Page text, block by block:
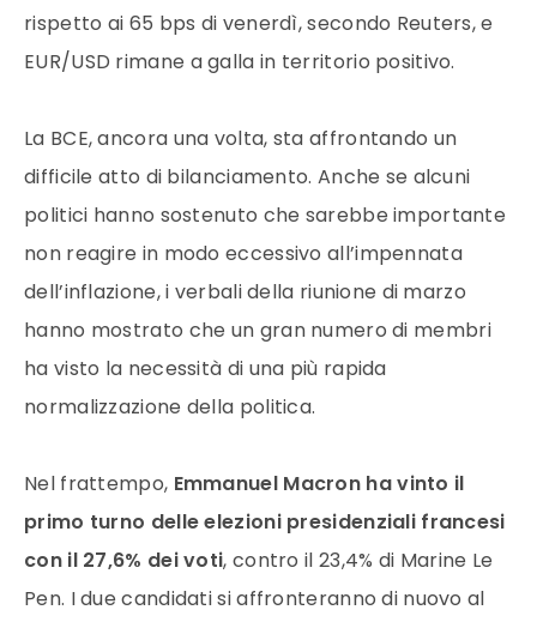
rispetto ai 65 bps di venerdì, secondo Reuters, e
EUR/USD rimane a galla in territorio positivo.
La BCE, ancora una volta, sta affrontando un
difficile atto di bilanciamento. Anche se alcuni
politici hanno sostenuto che sarebbe importante
non reagire in modo eccessivo all’impennata
dell’inflazione, i verbali della riunione di marzo
hanno mostrato che un gran numero di membri
ha visto la necessità di una più rapida
normalizzazione della politica.
Nel frattempo, Emmanuel Macron ha vinto il
primo turno delle elezioni presidenziali francesi
con il 27,6% dei voti, contro il 23,4% di Marine Le
Pen. I due candidati si affronteranno di nuovo al